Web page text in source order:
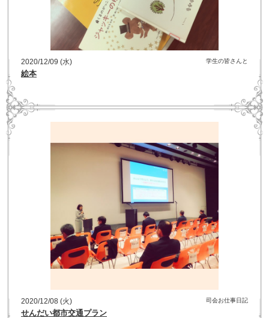
2020/12/09 (水) 学生の皆さんと
絵本
2020/12/08 (火) 司会お仕事日記
せんだい都市交通プラン